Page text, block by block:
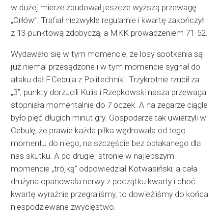
w dużej mierze zbudował jeszcze wyższą przewagę
„Orłów”. Trafiał niezwykle regularnie i kwartę zakończył
z 13-punktową zdobyczą, a MKK prowadzeniem 71-52.
Wydawało się w tym momencie, że losy spotkania są
już niemal przesądzone i w tym momencie sygnał do
ataku dał F.Cebula z Politechniki. Trzykrotnie rzucił za
„3”, punkty dorzucili Kulis i Rzepkowski nasza przewaga
stopniała momentalnie do 7 oczek. A na zegarze ciągle
było pięć długich minut gry. Gospodarze tak uwierzyli w
Cebulę, że prawie każda piłka wędrowała od tego
momentu do niego, na szczęście bez opłakanego dla
nas skutku. A po drugiej stronie w najlepszym
momencie „trójką” odpowiedział Kotwasiński, a cała
drużyna opanowała nerwy z początku kwarty i choć
kwartę wyraźnie przegraliśmy, to dowieźliśmy do końca
niespodziewane zwycięstwo.